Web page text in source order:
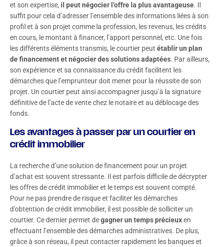
et son expertise, il peut négocier l’offre la plus avantageuse. Il
suffit pour cela d’adresser l’ensemble des informations liées à son
profil et à son projet comme la profession, les revenus, les crédits
en cours, le montant à financer, l’apport personnel, etc. Une fois
les différents éléments transmis, le courtier peut établir un plan
de financement et négocier des solutions adaptées. Par ailleurs,
son expérience et sa connaissance du crédit facilitent les
démarches que l’emprunteur doit mener pour la réussite de son
projet. Un courtier peut ainsi accompagner jusqu’à la signature
définitive de l’acte de vente chez le notaire et au déblocage des
fonds.
Les avantages à passer par un courtier en
crédit immobilier
La recherche d’une solution de financement pour un projet
d’achat est souvent stressante. Il est parfois difficile de décrypter
les offres de crédit immobilier et le temps est souvent compté.
Pour ne pas prendre de risque et faciliter les démarches
d’obtention de crédit immobilier, il est possible de solliciter un
courtier. Ce dernier permet degagner un temps précieuxen
effectuant l’ensemble des démarches administratives. De plus,
grâce à son réseau, il peut contacter rapidement les banques et